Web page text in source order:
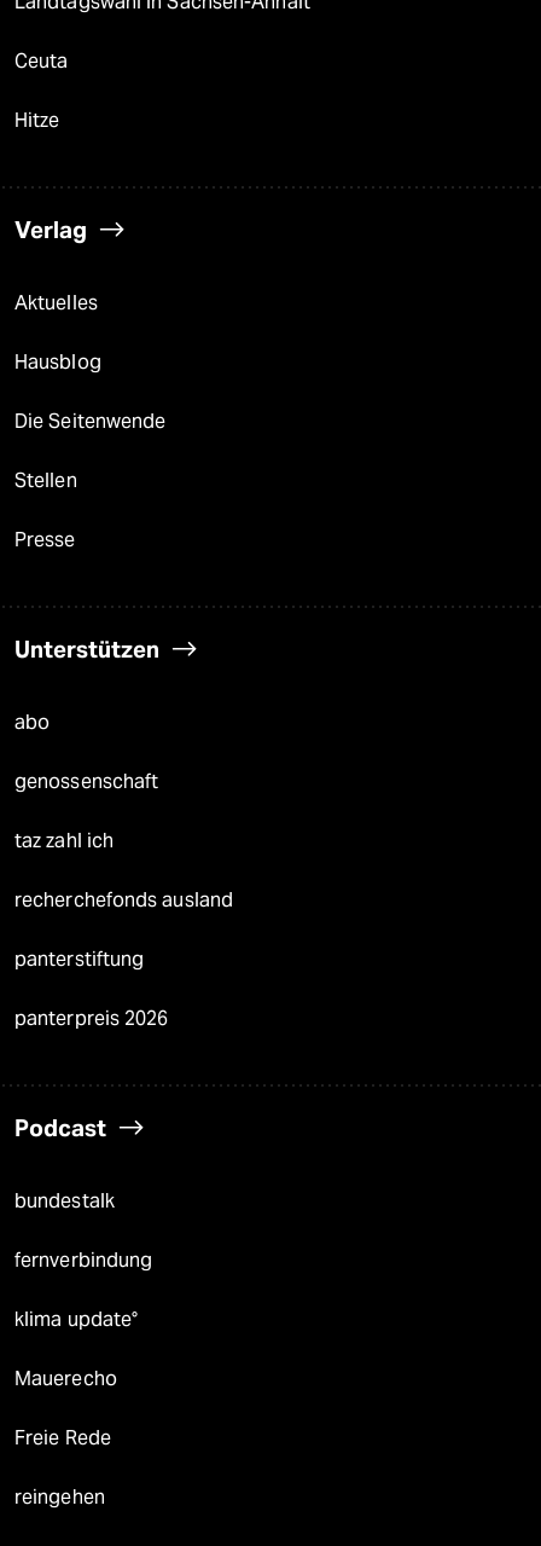
Ceuta
Hitze
Verlag
Aktuelles
Hausblog
Die Seitenwende
Stellen
Presse
Unterstützen
abo
genossenschaft
taz zahl ich
recherchefonds ausland
panterstiftung
panterpreis 2026
Podcast
bundestalk
fernverbindung
klima update°
Mauerecho
Freie Rede
reingehen